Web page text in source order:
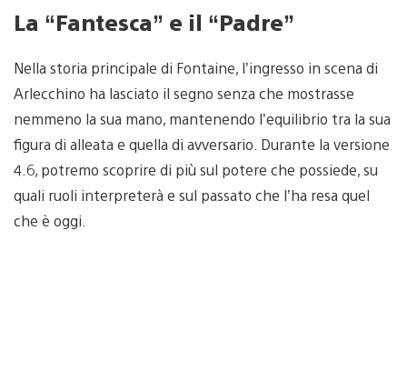
La “Fantesca” e il “Padre”
Nella storia principale di Fontaine, l’ingresso in scena di
Arlecchino ha lasciato il segno senza che mostrasse
nemmeno la sua mano, mantenendo l’equilibrio tra la sua
figura di alleata e quella di avversario. Durante la versione
4.6, potremo scoprire di più sul potere che possiede, su
quali ruoli interpreterà e sul passato che l’ha resa quel
che è oggi.